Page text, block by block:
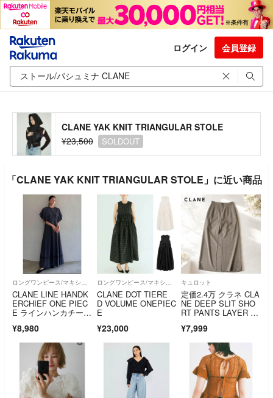
ログイン 会員登録
CLANE YAK KNIT TRIANGULAR STOLE
¥23,500
SOLDOUT
「CLANE YAK KNIT TRIANGULAR STOLE」に近い商品
ロングワンピース/マキシワンピース
CLANE LINE HANDK
ERCHIEF ONE PIEC
E ラインハンカチーフ
ク ロングワンピース
¥8,980
ロングワンピース/マキシワンピース
CLANE DOT TIERE
D VOLUME ONEPIEC
E
¥23,000
キュロット
定価2.4万 クラネ CLA
NE DEEP SLIT SHO
RT PANTS LAYER S
¥7,999